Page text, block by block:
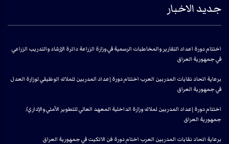
جديد الاخبار
اختتام دورة اعداد التقارير والمخاطبات الرسمية في وزارة الزراعة دائرة الإرشاد والتدريب الزراعي
في جمهورية العراق
برعاية اتحاد نقابات المدربين العرب اختتام دورة إعداد المدربين للملاك الوظيفي لوزارة العدل
في جمهورية العراق
اختتام دورة إعداد المدربين لملاك وزارة الداخلية المعهد العالي للتطوير الأمني والإداري/
جمهورية العراق
برعاية اتحاد نقابات المدربين العرب اختام دورة فن الاتكيت في جمهورية العراق